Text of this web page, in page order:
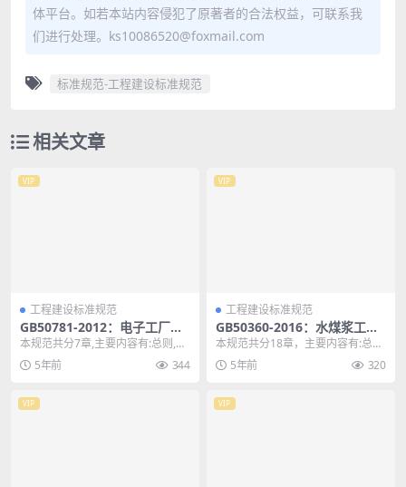
体平台。如若本站内容侵犯了原著者的合法权益，可联系我
们进行处理。ks10086520@foxmail.com
标准规范-工程建设标准规范
相关文章
VIP
工程建设标准规范
GB50781-2012：电子工厂化
学品系统工程技术规范
本规范共分7章,主要内容有:总则,术
语、缩略语,化学品供应系统,化学品
回收系统,...
5年前 344
VIP
工程建设标准规范
GB50360-2016：水煤浆工程
设计规范
本规范共分18章，主要内容有:总
则，基本规定，厂址选择，原料煤
系统，制浆系统，水...
5年前 320
VIP VIP